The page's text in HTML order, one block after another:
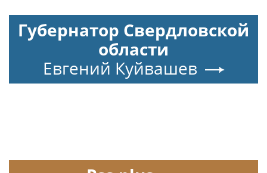
Губернатор Свердловской
области
Евгений Куйвашев